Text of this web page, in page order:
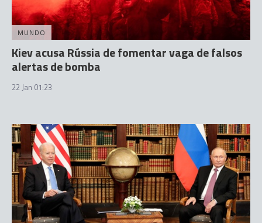
MUNDO
Kiev acusa Rússia de fomentar vaga de falsos
alertas de bomba
22 Jan 01:23